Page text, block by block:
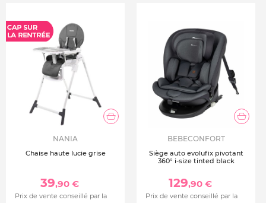
NANIA
Chaise haute lucie grise
39,90 €
Prix de vente conseillé par la
BEBECONFORT
Siège auto evolufix pivotant
360° i-size tinted black
129,90 €
Prix de vente conseillé par la